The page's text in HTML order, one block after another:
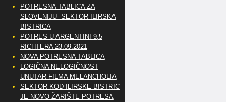
POTRESNA TABLICA ZA
SLOVENIJU -SEKTOR ILIRSKA
BISTRICA
POTRES U ARGENTINI 9,5
RICHTERA 23.09.2021
NOVA POTRESNA TABLICA
LOGIČNA NELOGIČNOST
UNUTAR FILMA MELANCHOLIA
SEKTOR KOD ILIRSKE BISTRICE
JE NOVO ŽARIŠTE POTRESA